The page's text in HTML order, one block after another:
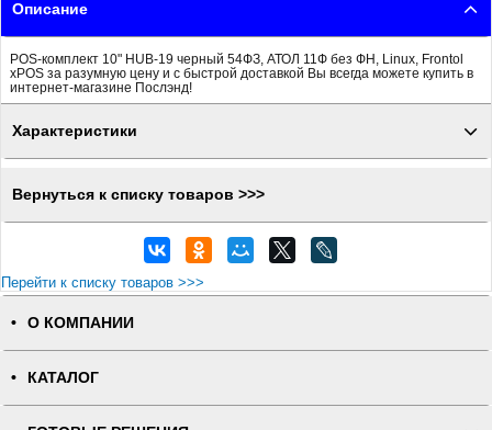
Описание
POS-комплект 10" HUB-19 черный 54ФЗ, АТОЛ 11Ф без ФН, Linux, Frontol
xPOS за разумную цену и с быстрой доставкой Вы всегда можете купить в
интернет-магазине Послэнд!
Характеристики
Вернуться к списку товаров >>>
Перейти к списку товаров >>>
О КОМПАНИИ
КАТАЛОГ